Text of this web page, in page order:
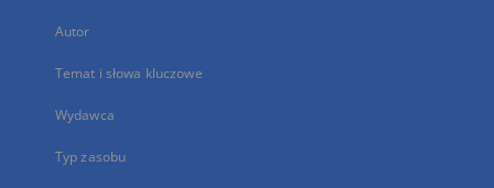
Autor
Temat i słowa kluczowe
Wydawca
Typ zasobu